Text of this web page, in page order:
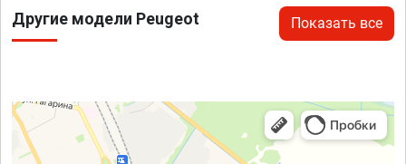
Другие модели Peugeot Показать все